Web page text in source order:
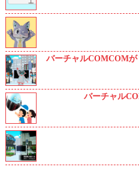
バーチャルCOMCOMが
バーチャル